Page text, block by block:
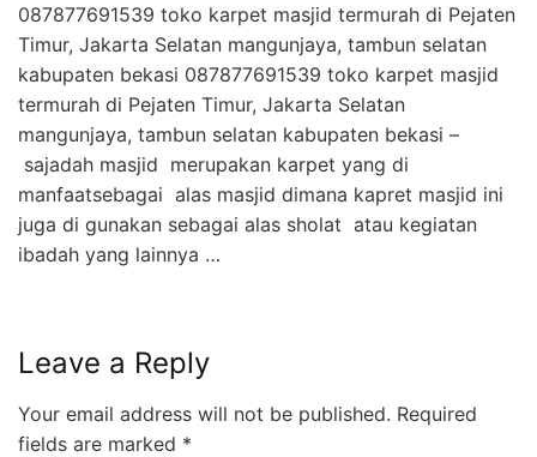
087877691539 toko karpet masjid termurah di Pejaten
Timur, Jakarta Selatan mangunjaya, tambun selatan
kabupaten bekasi 087877691539 toko karpet masjid
termurah di Pejaten Timur, Jakarta Selatan
mangunjaya, tambun selatan kabupaten bekasi –
sajadah masjid merupakan karpet yang di
manfaatsebagai alas masjid dimana kapret masjid ini
juga di gunakan sebagai alas sholat atau kegiatan
ibadah yang lainnya …
Leave a Reply
Your email address will not be published. Required
fields are marked *